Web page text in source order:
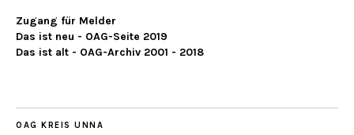
Zugang für Melder
Das ist neu - OAG-Seite 2019
Das ist alt - OAG-Archiv 2001 - 2018
OAG KREIS UNNA